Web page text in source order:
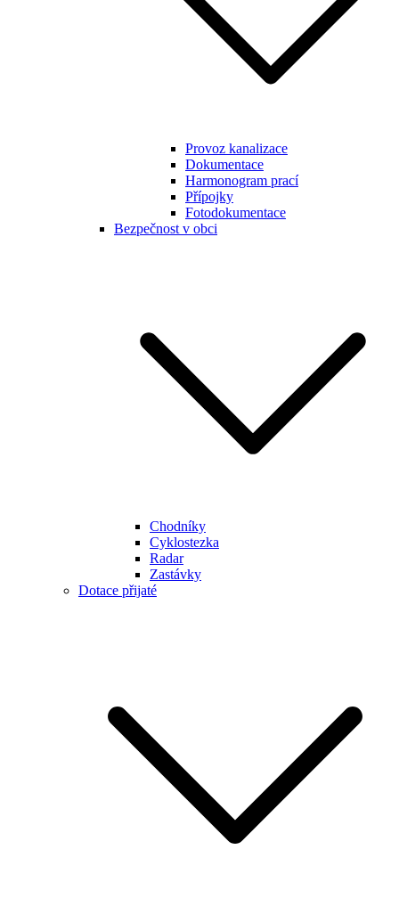
Provoz kanalizace
Dokumentace
Harmonogram prací
Přípojky
Fotodokumentace
Bezpečnost v obci
Chodníky
Cyklostezka
Radar
Zastávky
Dotace přijaté